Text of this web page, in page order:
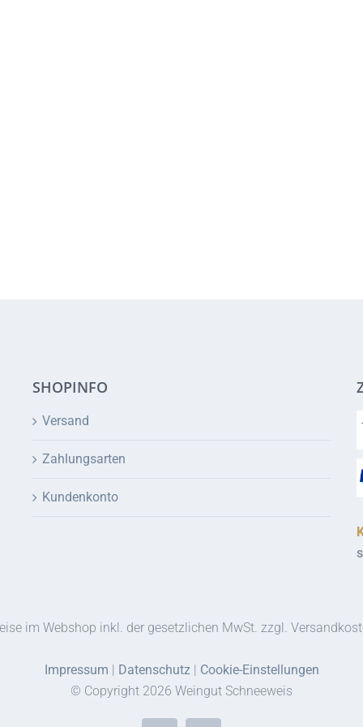
SHOPINFO
Versand
Zahlungsarten
Kundenkonto
im Webshop inkl. der gesetzlichen MwSt. zzgl.
Impressum | Datenschutz| Cookie-Einstellungen
© Copyright 2026 Weingut Schneeweis